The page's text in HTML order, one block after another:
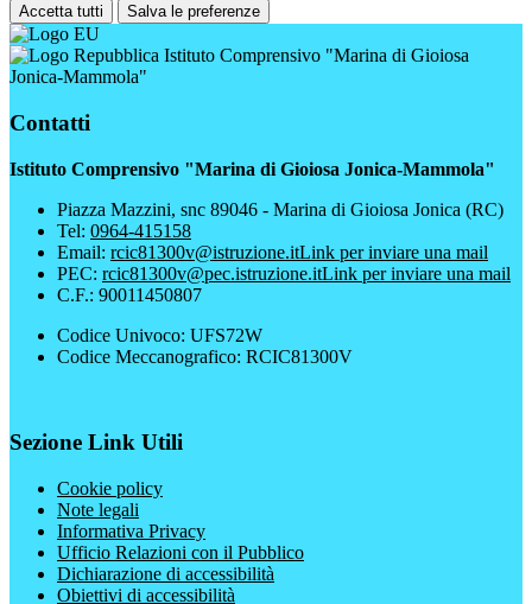
Accetta tutti Salva le preferenze
Istituto Comprensivo "Marina di Gioiosa
Jonica-Mammola"
Contatti
Istituto Comprensivo "Marina di Gioiosa Jonica-Mammola"
Piazza Mazzini, snc 89046 - Marina di Gioiosa Jonica (RC)
Tel: 0964-415158
Email: rcic81300v@istruzione.itLink per inviare una mail
PEC: rcic81300v@pec.istruzione.itLink per inviare una mail
C.F.: 90011450807
Codice Univoco: UFS72W
Codice Meccanografico: RCIC81300V
Sezione Link Utili
Cookie policy
Note legali
Informativa Privacy
Ufficio Relazioni con il Pubblico
Dichiarazione di accessibilità
Obiettivi di accessibilità